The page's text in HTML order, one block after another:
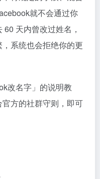
就不会通过你
天内曾改过姓名，
系统也会拒绝你的更
改名字」的说明教
方的社群守则，即可